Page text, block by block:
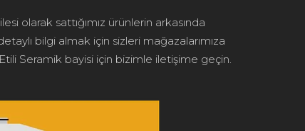
olarak sattığımız ürünlerin arkasında
bilgi almak için sizleri mağazalarımıza
Seramik bayisi için bizimle iletişime geçin.